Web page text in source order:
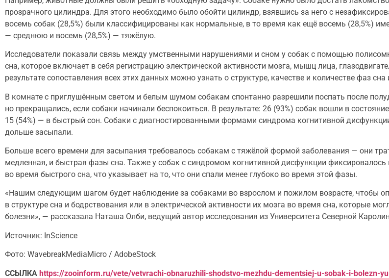
прозрачного цилиндра. Для этого необходимо было обойти цилиндр, взявшись за него с
восемь собак (28,5%) были классифицированы как нормальные, в то время как ещё восемь (28,5%)
— среднюю и восемь (28,5%) — тяжёлую.
Исследователи показали связь между умственными нарушениями и сном у собак с помощью
сна, которое включает в себя регистрацию электрической активности мозга, мышц лица,
результате сопоставления всех этих данных можно узнать о структуре, качестве и количестве фаз
В комнате с приглушённым светом и белым шумом собакам спонтанно разрешили поспать после
но прекращались, если собаки начинали беспокоиться. В результате: 26 (93%) собак вошли в
15 (54%) — в быстрый сон. Собаки с диагностированными формами синдрома когнитивной
дольше засыпали.
Больше всего времени для засыпания требовалось собакам с тяжёлой формой заболевания — они
медленная, и быстрая фазы сна. Также у собак с синдромом когнитивной дисфункции
во время быстрого сна, что указывает на то, что они спали менее глубоко во время этой фазы.
«Нашим следующим шагом будет наблюдение за собаками во взрослом и пожилом возрасте, чтобы
в структуре сна и бодрствования или в электрической активности их мозга во время сна, которые
болезни», — рассказала Наташа Олби, ведущий автор исследования из Университета Северной
Источник: InScience
Фото: WavebreakMediaMicro / AdobeStock
ССЫЛКА https://zooinform.ru/vete/vetvrachi-obnaruzhili-shodstvo-mezhdu-dementsiej-u-sobak-i-bolezn-